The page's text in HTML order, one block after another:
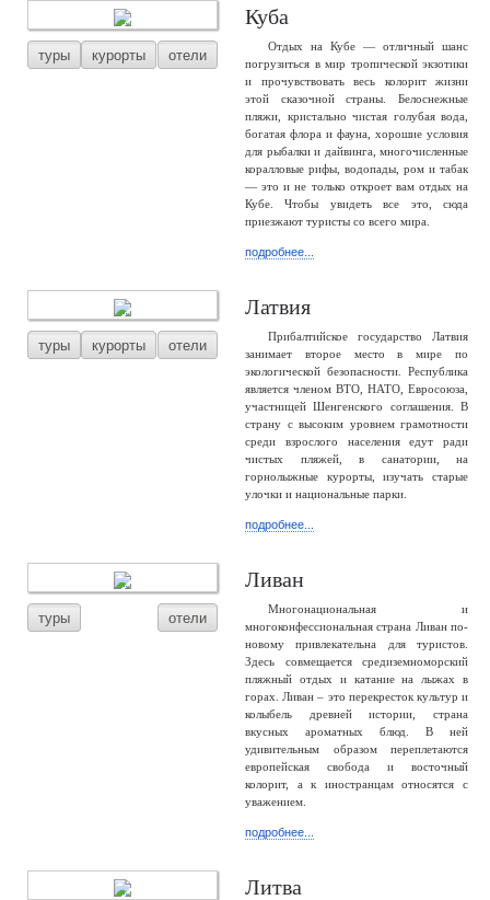
туры курорты отели
Куба
Отдых на Кубе — отличный шанс
погрузиться в мир тропической экзотики
и прочувствовать весь колорит жизни
этой сказочной страны. Белоснежные
пляжи, кристально чистая голубая вода,
богатая флора и фауна, хорошие условия
для рыбалки и дайвинга, многочисленные
коралловые рифы, водопады, ром и табак
— это и не только откроет вам отдых на
Кубе. Чтобы увидеть все это, сюда
приезжают туристы со всего мира.
подробнее...
туры курорты отели
Латвия
Прибалтийское государство Латвия
занимает второе место в мире по
экологической безопасности. Республика
является членом ВТО, НАТО, Евросоюза,
участницей Шенгенского соглашения. В
страну с высоким уровнем грамотности
среди взрослого населения едут ради
чистых пляжей, в санатории, на
горнолыжные курорты, изучать старые
улочки и национальные парки.
подробнее...
туры отели
Ливан
Многонациональная и
многоконфессиональная страна Ливан по-
новому привлекательна для туристов.
Здесь совмещается средиземноморский
пляжный отдых и катание на лыжах в
горах. Ливан – это перекресток культур и
колыбель древней истории, страна
вкусных ароматных блюд. В ней
удивительным образом переплетаются
европейская свобода и восточный
колорит, а к иностранцам относятся с
уважением.
подробнее...
Литва